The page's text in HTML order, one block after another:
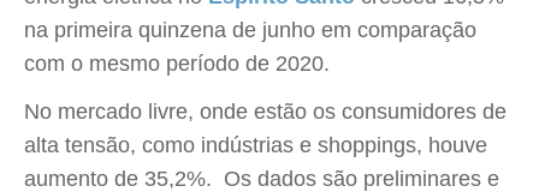
na primeira quinzena de junho em comparação
com o mesmo período de 2020.
No mercado livre, onde estão os consumidores de
alta tensão, como indústrias e shoppings, houve
aumento de 35,2%. Os dados são preliminares e